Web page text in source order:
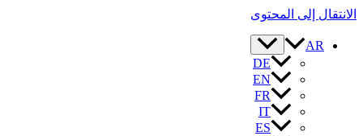
الانتقال إلى المحتوى
AR
DE
EN
FR
IT
ES